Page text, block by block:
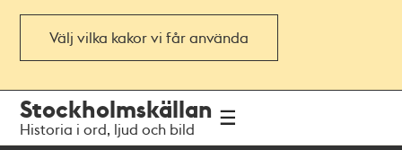
Välj vilka kakor vi får använda
navigationen
huvudinnehållet
Stockholmskällan
Historia i ord, ljud och bild